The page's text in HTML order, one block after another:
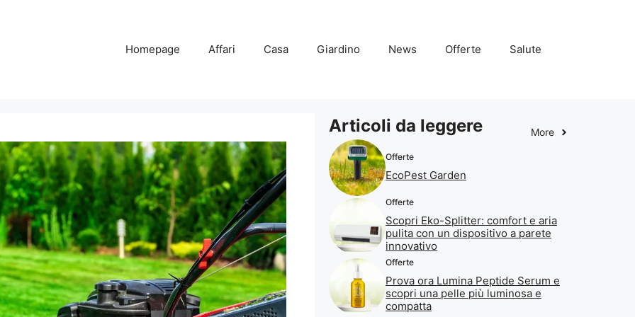
Homepage Affari Casa Giardino News Offerte Salute
Articoli da leggere More
Offerte
EcoPest Garden
Offerte
Scopri Eko-Splitter: comfort e aria
pulita con un dispositivo a parete
innovativo
Offerte
Prova ora Lumina Peptide Serum e
scopri una pelle più luminosa e
compatta